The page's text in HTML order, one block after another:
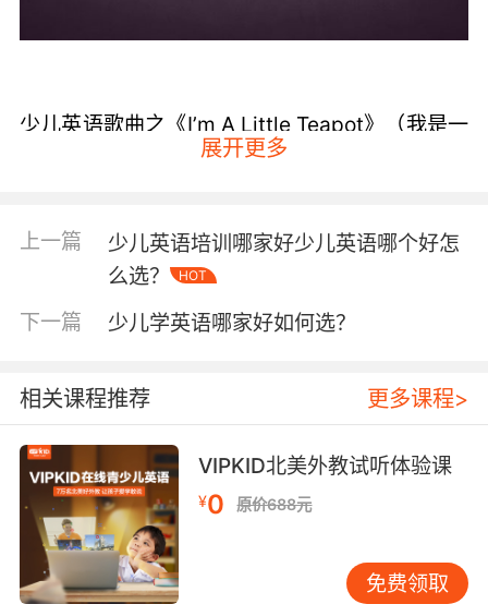
少儿英语歌曲之《I’m A Little Teapot》（我是一
我是一把小茶壶、矮矮胖胖。
Here is my handle, here is my spout翻译过来
就是这是我的把手、这是我的喷嘴。
过来就是当我全身都冒汽、请听我呼喊。
是使我倾斜、然后让水倒出来。
少儿英语歌曲之《Ten Little Indian Boys》（十
个小印第安人）
展开更多
上一篇
少儿英语培训哪家好少儿英语哪个好怎
么选？
HOT
下一篇 少儿学英语哪家好如何选？
相关课程推荐 更多课程>
VIPKID北美外教试听体验课
¥0 原价688元
免费领取